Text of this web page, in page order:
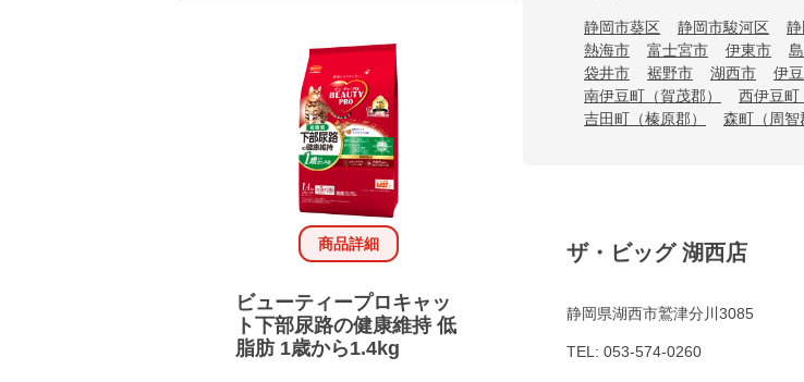
商品詳細
ビューティープロキャッ
ト下部尿路の健康維持 低
脂肪 1歳から1.4kg
静岡市葵区 静岡市駿河区
熱海市
富士宮市 伊東市
袋井市
裾野市 湖西市 伊
南伊豆町（賀茂郡）
西伊豆町
吉田町（榛原郡）
森町（周智
ザ・ビッグ 湖西店
静岡県湖西市鷲津分川3085
TEL: 053-574-0260